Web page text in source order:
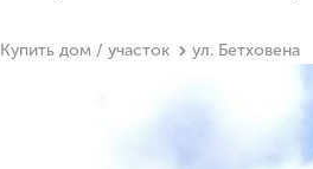
Купить дом / участок ул. Бетховена